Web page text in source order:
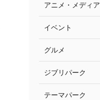
アニメ・メディア
イベント
グルメ
ジブリパーク
テーマパーク